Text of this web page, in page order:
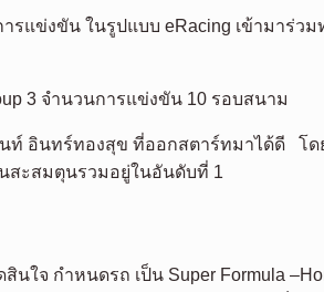
แข่งขัน ในรูปแบบ eRacing เข้ามาร่ว
3 จำนวนการแข่งขัน 10 รอบสนาม
นท์ อินทร์ทองสุข ที่ออกสตาร์ทมาได้ดี
สะสมตุนรวมอยู่ในอันดับที่ 1
จ กำหนดรถ เป็น Super Formula